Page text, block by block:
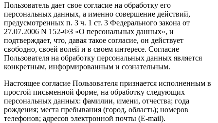
Пользователь дает свое согласие на обработку его
персональных данных, а именно совершение действий,
предусмотренных п. 3 ч. 1 ст. 3 Федерального закона от
27.07.2006 N 152-ФЗ «О персональных данных», и
подтверждает, что, давая такое согласие, он действует
свободно, своей волей и в своем интересе. Согласие
Пользователя на обработку персональных данных является
конкретным, информированным и сознательным.
Настоящее согласие Пользователя признается исполненным в
простой письменной форме, на обработку следующих
персональных данных: фамилии, имени, отчества; года
рождения; места пребывания (город, область); номеров
телефонов; адресов электронной почты (E-mail).